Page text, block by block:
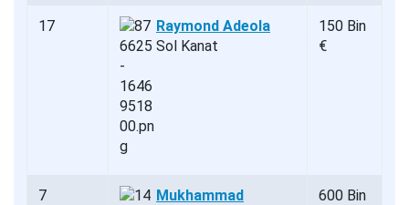
17
Raymond Adeola
Sol Kanat
150 Bin
€
7
Mukhammad
600 Bin